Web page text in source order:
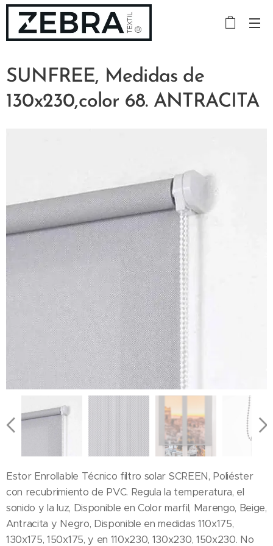
SUNFREE, Medidas de
130x230,color 68. ANTRACITA
Estor Enrollable Técnico filtro solar SCREEN, Poliéster
con recubrimiento de PVC. Regula la temperatura, el
sonido y la luz, Disponible en Color marfil, Marengo, Beige,
Antracita y Negro, Disponible en medidas 110x175,
130x175, 150x175, y en 110x230, 130x230, 150x230. No